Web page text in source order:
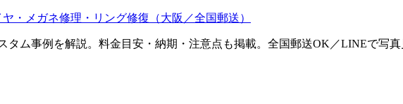
・メガネ修理・リング修復（大阪／全国郵送）
ム事例を解説。料金目安・納期・注意点も掲載。全国郵送OK／LINEで写真